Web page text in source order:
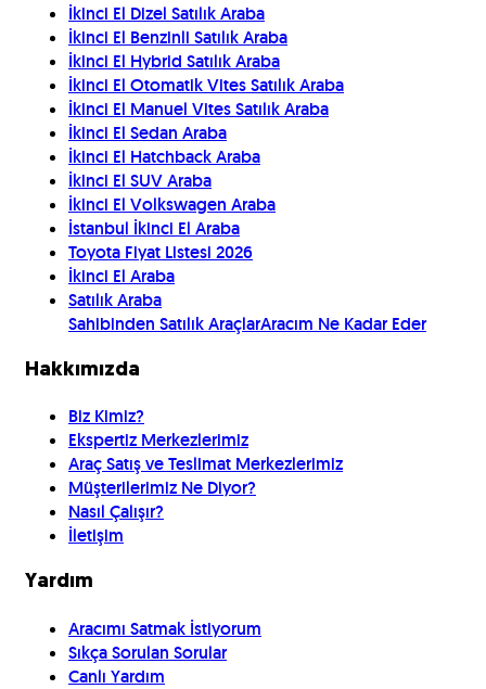
İkinci El Dizel Satılık Araba
İkinci El Benzinli Satılık Araba
İkinci El Hybrid Satılık Araba
İkinci El Otomatik Vites Satılık Araba
İkinci El Manuel Vites Satılık Araba
İkinci El Sedan Araba
İkinci El Hatchback Araba
İkinci El SUV Araba
İkinci El Volkswagen Araba
İstanbul İkinci El Araba
Toyota Fiyat Listesi 2026
İkinci El Araba
Satılık Araba
Sahibinden Satılık AraçlarAracım Ne Kadar Eder
Hakkımızda
Biz Kimiz?
Ekspertiz Merkezlerimiz
Araç Satış ve Teslimat Merkezlerimiz
Müşterilerimiz Ne Diyor?
Nasıl Çalışır?
İletişim
Yardım
Aracımı Satmak İstiyorum
Sıkça Sorulan Sorular
Canlı Yardım